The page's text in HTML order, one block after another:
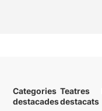
Categories
destacades
Teatres
destacats